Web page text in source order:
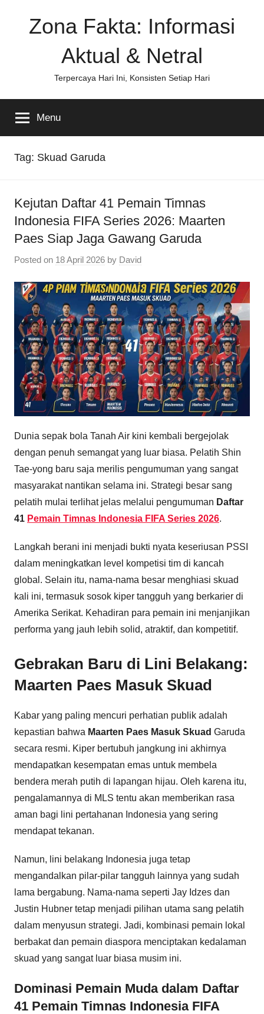
Zona Fakta: Informasi
Aktual & Netral
Terpercaya Hari Ini, Konsisten Setiap Hari
Menu
Tag: Skuad Garuda
Kejutan Daftar 41 Pemain Timnas
Indonesia FIFA Series 2026: Maarten
Paes Siap Jaga Gawang Garuda
Posted on 18 April 2026 by David
Dunia sepak bola Tanah Air kini kembali bergejolak
dengan penuh semangat yang luar biasa. Pelatih Shin
Tae-yong baru saja merilis pengumuman yang sangat
masyarakat nantikan selama ini. Strategi besar sang
pelatih mulai terlihat jelas melalui pengumuman Daftar
41 Pemain Timnas Indonesia FIFA Series 2026.
Langkah berani ini menjadi bukti nyata keseriusan PSSI
dalam meningkatkan level kompetisi tim di kancah
global. Selain itu, nama-nama besar menghiasi skuad
kali ini, termasuk sosok kiper tangguh yang berkarier di
Amerika Serikat. Kehadiran para pemain ini menjanjikan
performa yang jauh lebih solid, atraktif, dan kompetitif.
Gebrakan Baru di Lini Belakang:
Maarten Paes Masuk Skuad
Kabar yang paling mencuri perhatian publik adalah
kepastian bahwa Maarten Paes Masuk Skuad Garuda
secara resmi. Kiper bertubuh jangkung ini akhirnya
mendapatkan kesempatan emas untuk membela
bendera merah putih di lapangan hijau. Oleh karena itu,
pengalamannya di MLS tentu akan memberikan rasa
aman bagi lini pertahanan Indonesia yang sering
mendapat tekanan.
Namun, lini belakang Indonesia juga tetap
mengandalkan pilar-pilar tangguh lainnya yang sudah
lama bergabung. Nama-nama seperti Jay Idzes dan
Justin Hubner tetap menjadi pilihan utama sang pelatih
dalam menyusun strategi. Jadi, kombinasi pemain lokal
berbakat dan pemain diaspora menciptakan kedalaman
skuad yang sangat luar biasa musim ini.
Dominasi Pemain Muda dalam Daftar
41 Pemain Timnas Indonesia FIFA